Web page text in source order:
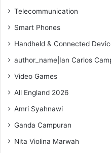
Telecommunication
Smart Phones
Handheld & Connected
author_name|Ian Carlos
Video Games
All England 2026
Amri Syahnawi
Ganda Campuran
Nita Violina Marwah